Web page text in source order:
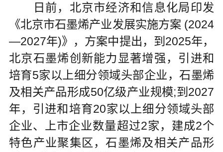
日前，北京市经济和信息化局印发
《北京市石墨烯产业发展实施方案 (2024
—2027年)》，方案中提出，到2025年，
北京石墨烯创新能力显著增强，引进和
培育5家以上细分领域头部企业，石墨烯
及相关产品形成50亿级产业规模;到2027
年，引进和培育20家以上细分领域头部
企业、上市企业数量超过2家，建成2个
特色产业聚集区，石墨烯及相关产品形